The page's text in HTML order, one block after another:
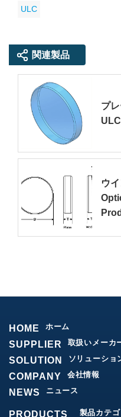
ULC
関連製品
プ
ULC
ウ
HOME ホーム
SUPPLIER 取扱いメーカ
SOLUTION ソリューショ
COMPANY 会社情報
NEWS ニュース
PRODUCTS 製品カテ